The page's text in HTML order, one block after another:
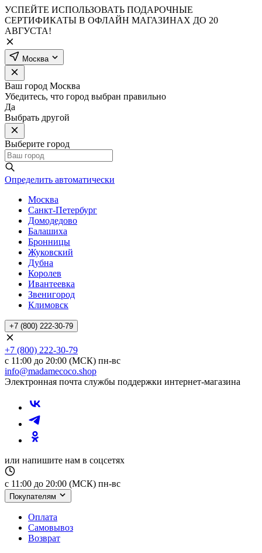
УСПЕЙТЕ ИСПОЛЬЗОВАТЬ ПОДАРОЧНЫЕ
СЕРТИФИКАТЫ В ОФЛАЙН МАГАЗИНАХ ДО 20
АВГУСТА!
Москва
Ваш город Москва
Убедитесь, что город выбран правильно
Да
Выбрать другой
Выберите город
Определить автоматически
Москва
Санкт-Петербург
Домодедово
Балашиха
Бронницы
Жуковский
Дубна
Королев
Ивантеевка
Звенигород
Климовск
+7 (800) 222-30-79
+7 (800) 222-30-79
с 11:00 до 20:00 (МСК) пн-вс
info@madamecoco.shop
Электронная почта службы поддержки интернет-магазина
или напишите нам в соцсетях
с 11:00 до 20:00 (МСК) пн-вс
Покупателям
Оплата
Самовывоз
Возврат